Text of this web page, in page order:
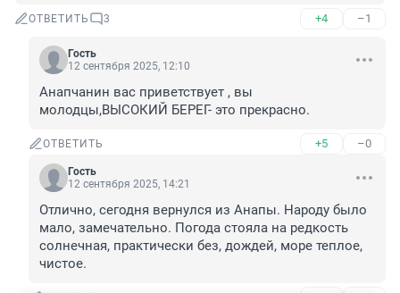
ОТВЕТИТЬ 3 +4 –1
Гость
12 сентября 2025, 12:10
Анапчанин вас приветствует , вы
молодцы,ВЫСОКИЙ БЕРЕГ- это прекрасно.
ОТВЕТИТЬ +5 –0
Гость
12 сентября 2025, 14:21
Отлично, сегодня вернулся из Анапы. Народу было
мало, замечательно. Погода стояла на редкость
солнечная, практически без, дождей, море теплое,
чистое.